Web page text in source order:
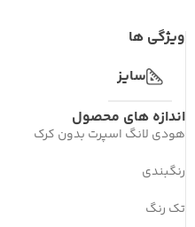
ویژگی ها
سایز
اندازه های محصول
هودی لانگ اسپرت بدون کرک
رنگبندی
تک رنگ